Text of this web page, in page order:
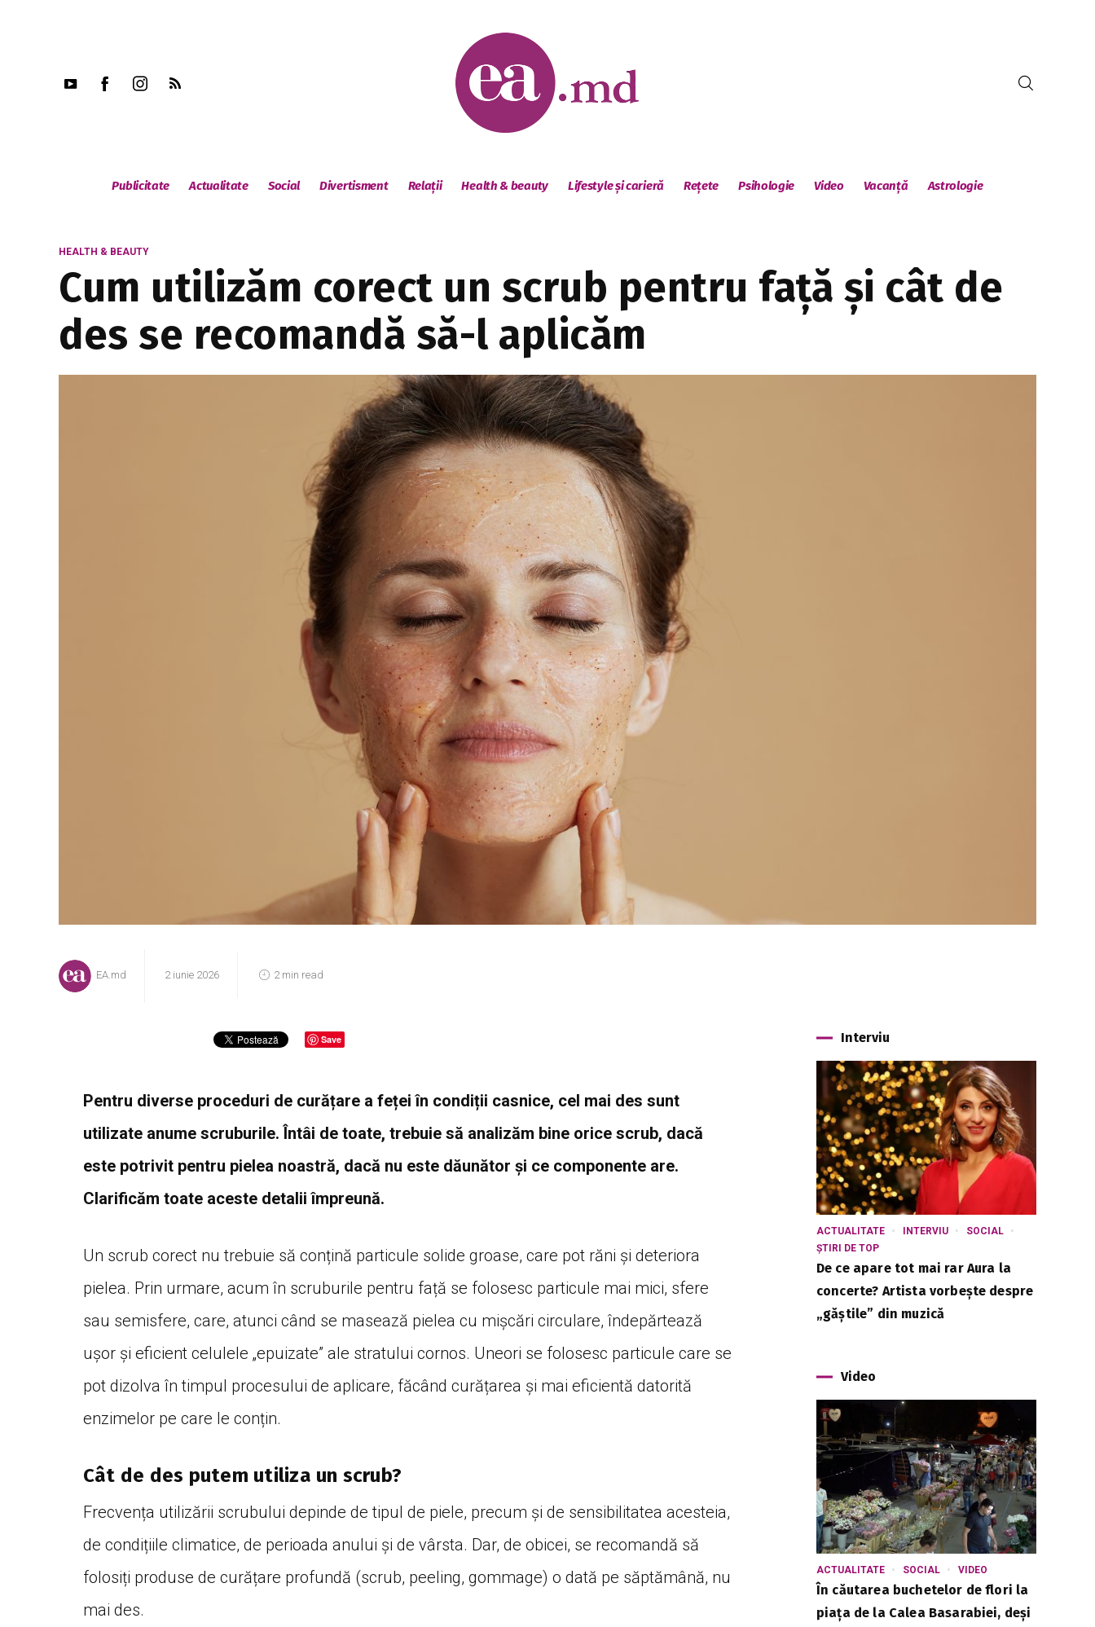
Publicitate Actualitate Social Divertisment Relații Health & beauty Lifestyle și carieră Rețete Psihologie Video Vacanță Astrologie
HEALTH & BEAUTY
Cum utilizăm corect un scrub pentru față și cât de
des se recomandă să-l aplicăm
EA.md 2 iunie 2026 2 min read
Save
Pentru diverse proceduri de curățare a feței în condiții casnice, cel mai des sunt
utilizate anume scruburile. Întâi de toate, trebuie să analizăm bine orice scrub, dacă
este potrivit pentru pielea noastră, dacă nu este dăunător și ce componente are.
Clarificăm toate aceste detalii împreună.
Un scrub corect nu trebuie să conțină particule solide groase, care pot răni și deteriora
pielea. Prin urmare, acum în scruburile pentru față se folosesc particule mai mici, sfere
sau semisfere, care, atunci când se masează pielea cu mișcări circulare, îndepărtează
ușor și eficient celulele „epuizate” ale stratului cornos. Uneori se folosesc particule care se
pot dizolva în timpul procesului de aplicare, făcând curățarea și mai eficientă datorită
enzimelor pe care le conțin.
Cât de des putem utiliza un scrub?
Frecvența utilizării scrubului depinde de tipul de piele, precum și de sensibilitatea acesteia,
de condițiile climatice, de perioada anului și de vârsta. Dar, de obicei, se recomandă să
folosiți produse de curățare profundă (scrub, peeling, gommage) o dată pe săptămână, nu
mai des.
Interviu
ACTUALITATE INTERVIU
SOCIAL
ȘTIRI DE TOP
De ce apare tot mai rar Aura la
concerte? Artista vorbește despre
„găștile” din muzică
Video
ACTUALITATE SOCIAL VIDEO
În căutarea buchetelor de flori la
piața de la Calea Basarabiei, deși